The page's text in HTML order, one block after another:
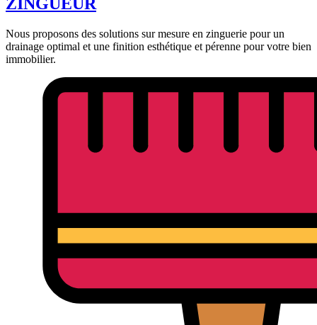
Nous proposons des solutions sur mesure en zinguerie pour un
drainage optimal et une finition esthétique et pérenne pour votre bien
immobilier.